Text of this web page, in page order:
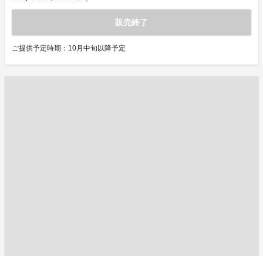
販売終了
ご提供予定時期：10月中旬以降予定